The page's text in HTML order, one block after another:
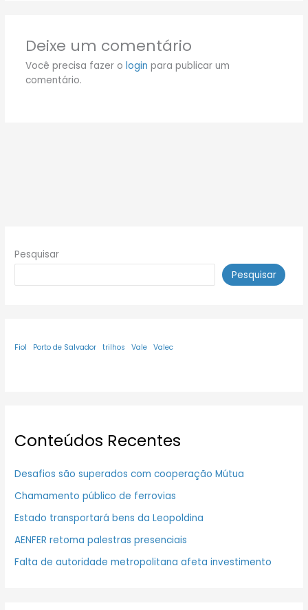
Deixe um comentário
Você precisa fazer o login para publicar um
comentário.
Pesquisar
Pesquisar
Fiol Porto de Salvador trilhos Vale Valec
Conteúdos Recentes
Desafios são superados com cooperação Mútua
Chamamento público de ferrovias
Estado transportará bens da Leopoldina
AENFER retoma palestras presenciais
Falta de autoridade metropolitana afeta investimento